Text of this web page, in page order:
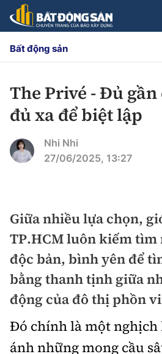
CHUYÊN MỤC
Tiêu điểm
Quy hoạch hạ tầng
Quy hoạch
Lăng kính
Nhà đầu tư
Doanh nghiệp
Doanh nhân
Thị trường
Điểm tin
Mua bán
Dự án
Chung cư
Nội thất - ngoại thất
Bất động sản
The Privé - Đủ
đủ xa để biệt lập
Nhi Nhi
27/06/2025, 13:27
Giữa nhiều lựa chọn,
TP.HCM luôn kiếm tìm
độc bản, bình yên để
bằng thanh tịnh giữa
động của đô thị phồn
Đó chính là một nghịch
ánh những mong cầu